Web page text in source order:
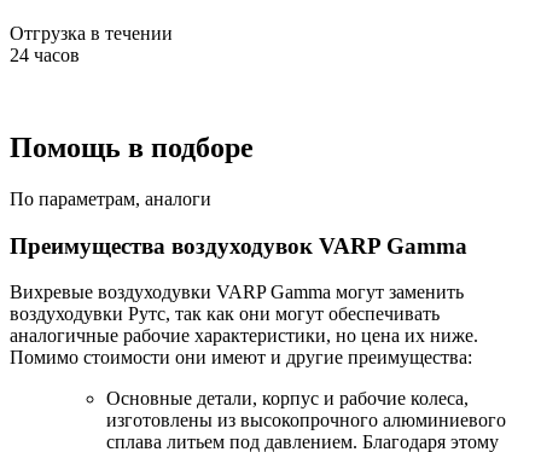
Отгрузка в течении
24 часов
Помощь в подборе
По параметрам, аналоги
Преимущества воздуходувок VARP Gamma
Вихревые воздуходувки VARP Gamma могут заменить
воздуходувки Рутс, так как они могут обеспечивать
аналогичные рабочие характеристики, но цена их ниже.
Помимо стоимости они имеют и другие преимущества:
Основные детали, корпус и рабочие колеса,
изготовлены из высокопрочного алюминиевого
сплава литьем под давлением. Благодаря этому